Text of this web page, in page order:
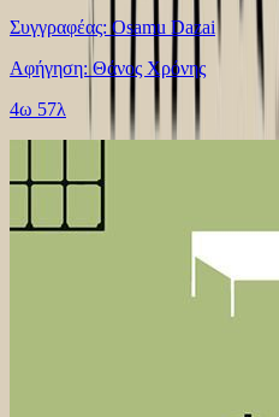
Συγγραφέας: Osamu Dazai
Αφήγηση: Θάνος Χρόνης
4ω 57λ